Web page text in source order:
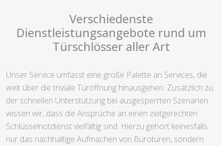
Verschiedenste
Dienstleistungsangebote rund um
Türschlösser aller Art
Unser Service umfasst eine große Palette an Services, die
weit über die triviale Türöffnung hinausgehen. Zusätzlich zu
der schnellen Unterstützung bei ausgesperrten Szenarien
wissen wir, dass die Ansprüche an einen zeitgerechten
Schlüsselnotdienst vielfältig sind. Hierzu gehört keinesfalls
nur das nachhaltige Aufmachen von Bürotüren, sondern